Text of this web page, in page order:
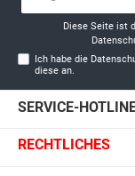
Diese Seite ist
Ich habe die
diese an.
SERVICE-
RECHTLICHES